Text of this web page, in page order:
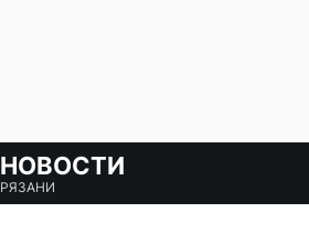
НОВОСТИ
РЯЗАНИ